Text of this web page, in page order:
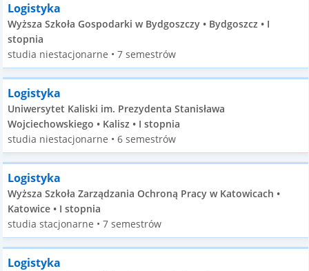
Logistyka
Wyższa Szkoła Gospodarki w Bydgoszczy • Bydgoszcz • I
stopnia
studia niestacjonarne • 7 semestrów
Logistyka
Uniwersytet Kaliski im. Prezydenta Stanisława
Wojciechowskiego • Kalisz • I stopnia
studia niestacjonarne • 6 semestrów
Logistyka
Wyższa Szkoła Zarządzania Ochroną Pracy w Katowicach •
Katowice • I stopnia
studia stacjonarne • 7 semestrów
Logistyka